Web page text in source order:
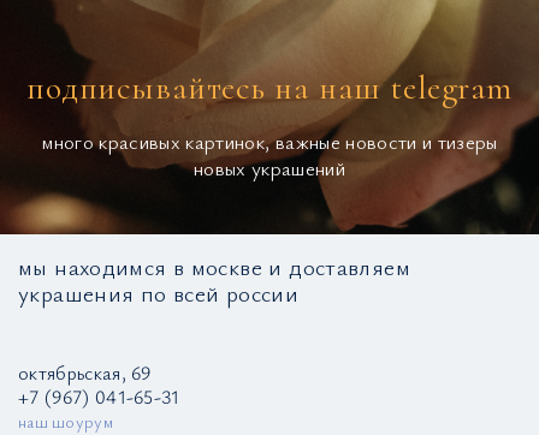
подписывайтесь на наш telegram
много красивых картинок, важные новости и тизеры
новых украшений
мы находимся в москве и доставляем
украшения по всей россии
октябрьская, 69
+7 (967) 041-65-31
наш шоурум